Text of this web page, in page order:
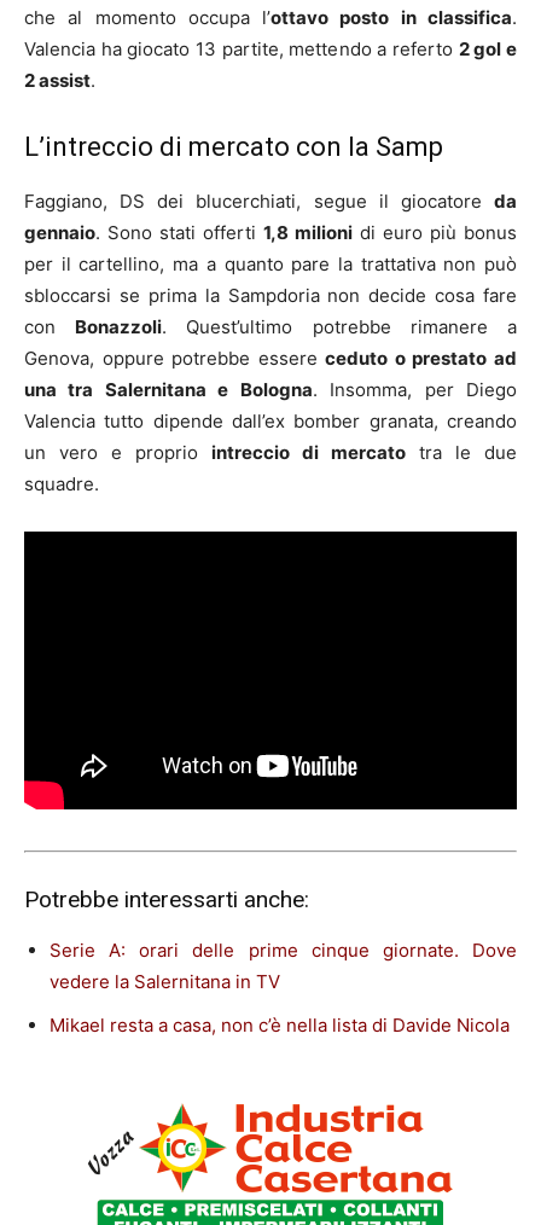
che al momento occupa l’ottavo posto in classifica.
Valencia ha giocato 13 partite, mettendo a referto 2 gol e
2 assist.
L’intreccio di mercato con la Samp
Faggiano, DS dei blucerchiati, segue il giocatore da
gennaio. Sono stati offerti 1,8 milioni di euro più bonus
per il cartellino, ma a quanto pare la trattativa non può
sbloccarsi se prima la Sampdoria non decide cosa fare
con Bonazzoli. Quest’ultimo potrebbe rimanere a
Genova, oppure potrebbe essereceduto o prestato ad
una tra Salernitana e Bologna. Insomma, per Diego
Valencia tutto dipende dall’ex bomber granata, creando
un vero e proprio intreccio di mercato tra le due
squadre.
Potrebbe interessarti anche:
Serie A: orari delle prime cinque giornate. Dove
vedere la Salernitana in TV
Mikael resta a casa, non c’è nella lista di Davide Nicola